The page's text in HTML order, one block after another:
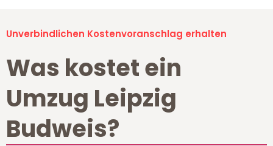
Unverbindlichen Kostenvoranschlag erhalten
Was kostet ein
Umzug Leipzig
Budweis?